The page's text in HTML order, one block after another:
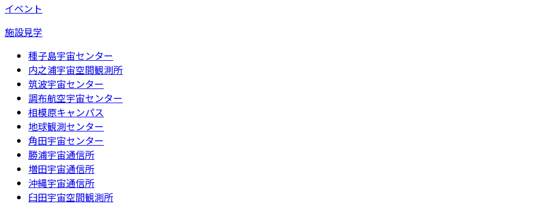
イベント
施設見学
種子島宇宙センター
内之浦宇宙空間観測所
筑波宇宙センター
調布航空宇宙センター
相模原キャンパス
地球観測センター
角田宇宙センター
勝浦宇宙通信所
増田宇宙通信所
沖縄宇宙通信所
臼田宇宙空間観測所